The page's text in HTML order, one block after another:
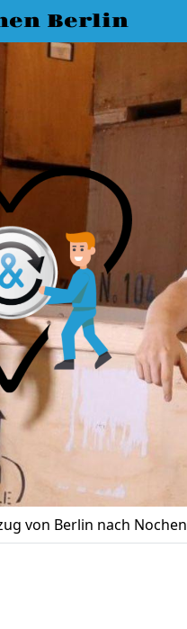
Berlin
von Berlin nach Nochen